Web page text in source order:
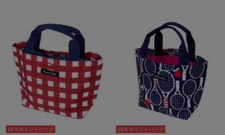
10％ポイントバック
10％ポイントバック